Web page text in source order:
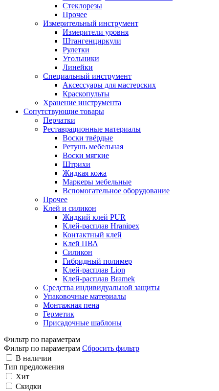
Стеклорезы
Прочее
Измерительный инструмент
Измерители уровня
Штангенциркули
Рулетки
Угольники
Линейки
Специальный инструмент
Аксессуары для мастерских
Краскопульты
Хранение инструмента
Сопутствующие товары
Перчатки
Реставрационные материалы
Воски твёрдые
Ретушь мебельная
Воски мягкие
Штрихи
Жидкая кожа
Маркеры мебельные
Вспомогательное оборудование
Прочее
Клей и силикон
Жидкий клей PUR
Клей-расплав Hranipex
Контактный клей
Клей ПВА
Силикон
Гибридный полимер
Клей-расплав Lion
Клей-расплав Bramek
Средства индивидуальной защиты
Упаковочные материалы
Монтажная пена
Герметик
Присадочные шаблоны
Фильтр по параметрам
Фильтр по параметрам Сбросить фильтр
В наличии
Тип предложения
Хит
Скидки